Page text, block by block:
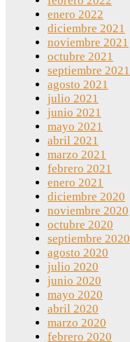
enero 2022
diciembre 2021
noviembre 2021
octubre 2021
septiembre 2021
agosto 2021
julio 2021
junio 2021
mayo 2021
abril 2021
marzo 2021
febrero 2021
enero 2021
diciembre 2020
noviembre 2020
octubre 2020
septiembre 2020
agosto 2020
julio 2020
junio 2020
mayo 2020
abril 2020
marzo 2020
febrero 2020